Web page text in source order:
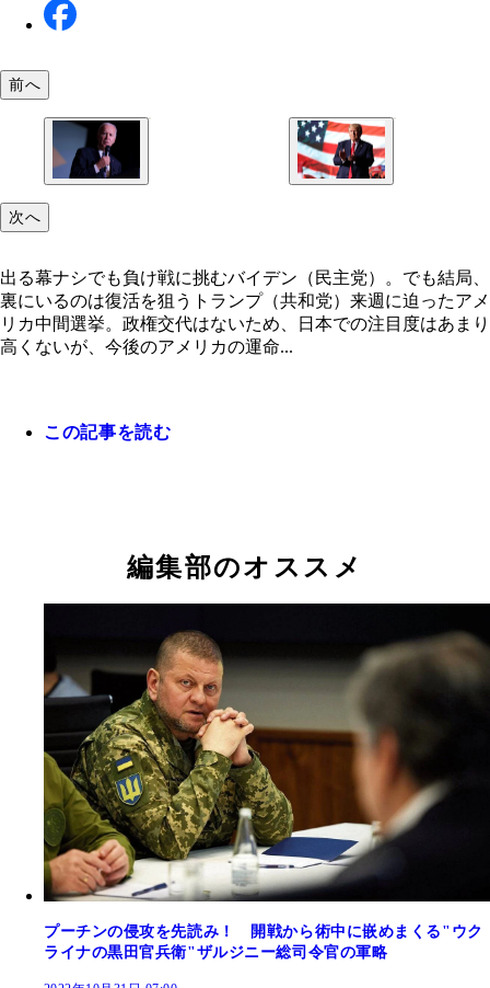
前へ
次へ
出る幕ナシでも負け戦に挑むバイデン（民主党）。でも結局、
裏にいるのは復活を狙うトランプ（共和党）来週に迫ったアメ
リカ中間選挙。政権交代はないため、日本での注目度はあまり
高くないが、今後のアメリカの運命...
この記事を読む
編集部のオススメ
プーチンの侵攻を先読み！ 開戦から術中に嵌めまくる"ウク
ライナの黒田官兵衛"ザルジニー総司令官の軍略